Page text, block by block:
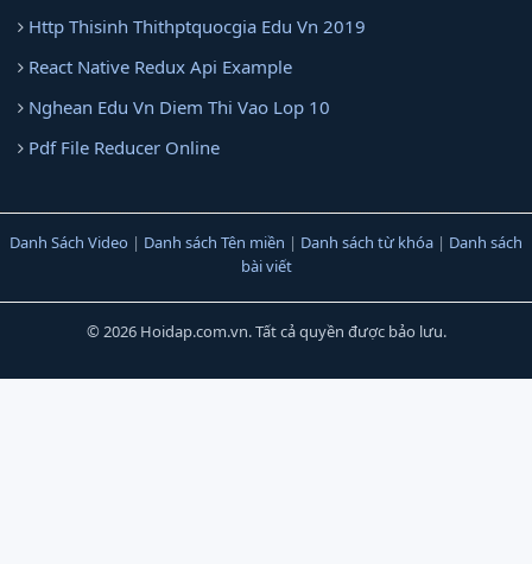
Http Thisinh Thithptquocgia Edu Vn 2019
React Native Redux Api Example
Nghean Edu Vn Diem Thi Vao Lop 10
Pdf File Reducer Online
Danh Sách Video | Danh sách Tên miền | Danh sách từ khóa | Danh sách
bài viết
© 2026 Hoidap.com.vn. Tất cả quyền được bảo lưu.